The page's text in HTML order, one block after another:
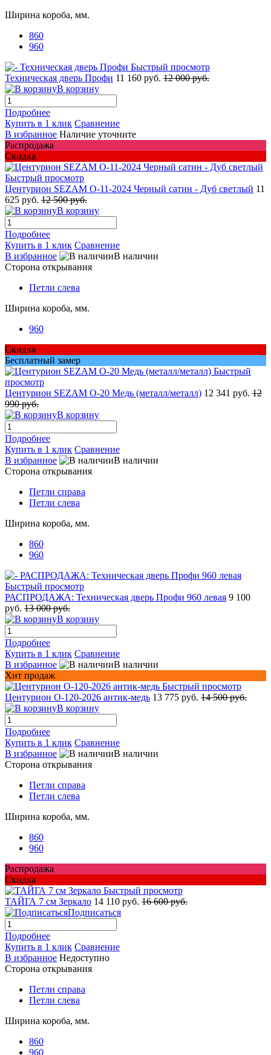
Ширина короба, мм.
860
960
Быстрый просмотр
Техническая дверь Профи 11 160 руб. 12 000 руб.
В корзину
Подробнее
Купить в 1 клик Сравнение
В избранное Наличие уточните
Распродажа
Скидка
Быстрый просмотр
Центурион SEZAM О-11-2024 Черный сатин - Дуб светлый 11
625 руб. 12 500 руб.
В корзину
Подробнее
Купить в 1 клик Сравнение
В избранное
В наличии
Сторона открывания
Петли слева
Ширина короба, мм.
960
Скидка
Бесплатный замер
Быстрый
просмотр
Центурион SEZAM О-20 Медь (металл/металл) 12 341 руб. 12
990 руб.
В корзину
Подробнее
Купить в 1 клик Сравнение
В избранное
В наличии
Сторона открывания
Петли справа
Петли слева
Ширина короба, мм.
860
960
Быстрый просмотр
РАСПРОДАЖА: Техническая дверь Профи 960 левая 9 100
руб. 13 000 руб.
В корзину
Подробнее
Купить в 1 клик Сравнение
В избранное
В наличии
Хит продаж
Быстрый просмотр
Центурион О-120-2026 антик-медь 13 775 руб. 14 500 руб.
В корзину
Подробнее
Купить в 1 клик Сравнение
В избранное
В наличии
Сторона открывания
Петли справа
Петли слева
Ширина короба, мм.
860
960
Распродажа
Скидка
Быстрый просмотр
ТАЙГА 7 см Зеркало 14 110 руб. 16 600 руб.
Подписаться
Подробнее
Купить в 1 клик Сравнение
В избранное Недоступно
Сторона открывания
Петли справа
Петли слева
Ширина короба, мм.
860
960